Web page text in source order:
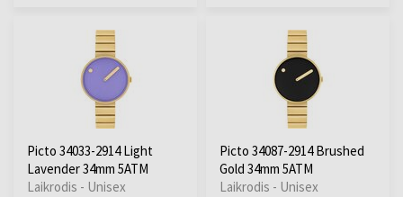
Picto 34033-2914 Light
Lavender 34mm 5ATM
Laikrodis - Unisex
Picto 34087-2914 Brushed
Gold 34mm 5ATM
Laikrodis - Unisex